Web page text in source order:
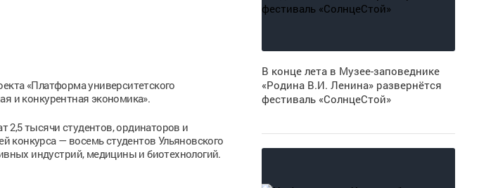
«Платформа университетского
и конкурентная экономика».
2,5 тысячи студентов, ординаторов и
конкурса — восемь студентов Ульяновского
индустрий, медицины и биотехнологий.
В конце лета в Музее-заповеднике
«Родина В.И. Ленина» развернётся
фестиваль «СолнцеСтой»